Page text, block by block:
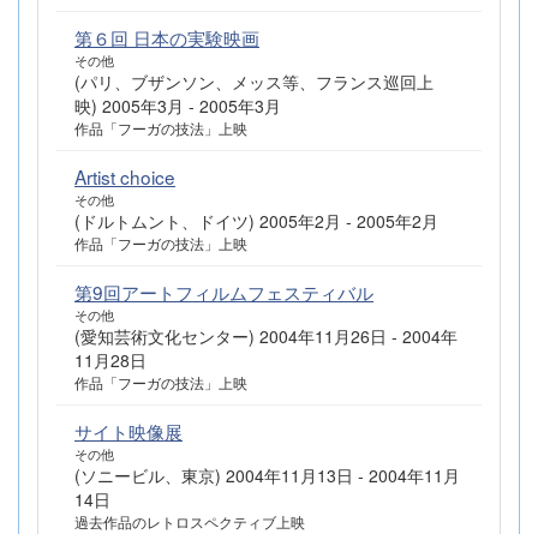
第６回 日本の実験映画
その他
(パリ、ブザンソン、メッス等、フランス巡回上
映) 2005年3月 - 2005年3月
作品「フーガの技法」上映
Artist choice
その他
(ドルトムント、ドイツ) 2005年2月 - 2005年2月
作品「フーガの技法」上映
第9回アートフィルムフェスティバル
その他
(愛知芸術文化センター) 2004年11月26日 - 2004年
11月28日
作品「フーガの技法」上映
サイト映像展
その他
(ソニービル、東京) 2004年11月13日 - 2004年11月
14日
過去作品のレトロスペクティブ上映